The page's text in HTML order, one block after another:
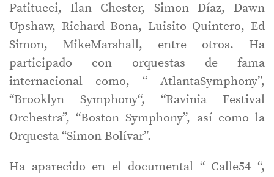
Patitucci, Ilan Chester, Simon Díaz, Dawn
Upshaw, Richard Bona, Luisito Quintero, Ed
Simon, MikeMarshall, entre otros. Ha
participado con orquestas de fama
internacional como, “ AtlantaSymphony”,
“Brooklyn Symphony“, “Ravinia Festival
Orchestra”, “Boston Symphony”, así como la
Orquesta “Simon Bolívar”.
Ha aparecido en el documental “ Calle54 “,